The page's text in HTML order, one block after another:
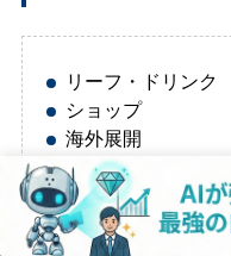
リーフ・ドリンク
ショップ
海外展開
茶成分の活用